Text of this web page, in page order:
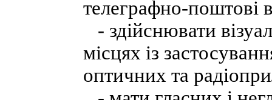
телеграфно-поштові
- здійснювати
місцях із
оптичних та